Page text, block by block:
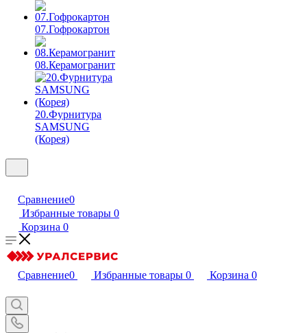
07.Гофрокартон
08.Керамогранит
20.Фурнитура
SAMSUNG
(Корея)
Сравнение0
Избранные товары 0
Корзина 0
Сравнение0 Избранные товары 0 Корзина 0